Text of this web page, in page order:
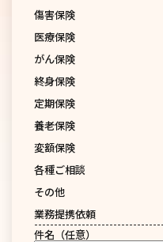
傷害保険
医療保険
がん保険
終身保険
定期保険
養老保険
変額保険
各種ご相談
その他
業務提携依頼
件名（任意）